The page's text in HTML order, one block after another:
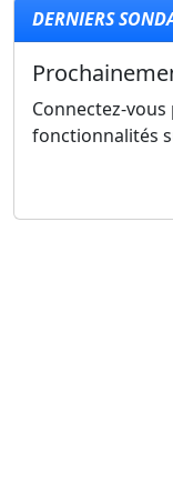
DERNIERS
Connectez-
fonctionnalités